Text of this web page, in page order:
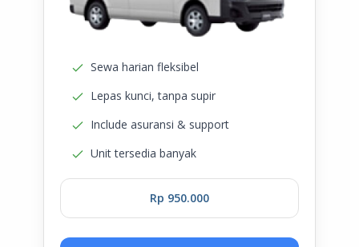
Sewa harian fleksibel
Lepas kunci, tanpa supir
Include asuransi & support
Unit tersedia banyak
Rp 950.000